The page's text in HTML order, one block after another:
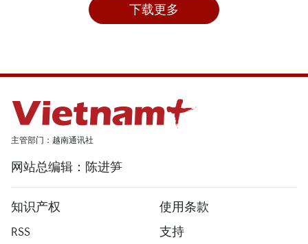
下载更多
主管部门：越南通讯社
网站总编辑：陈进笋
知识产权
使用条款
RSS
支持